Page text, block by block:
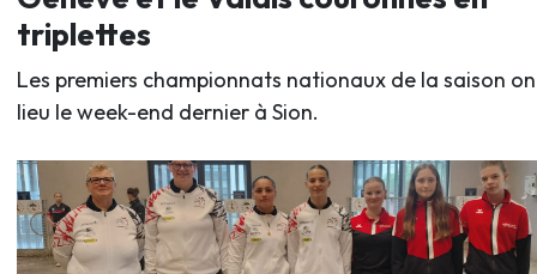
triplettes
Les premiers championnats nationaux de la saison
lieu le week-end dernier à Sion.